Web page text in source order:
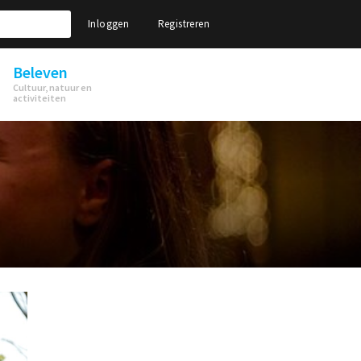
Inloggen Registreren
Beleven
Cultuur, natuur en
activiteiten